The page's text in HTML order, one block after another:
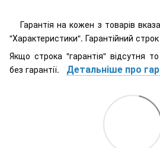
Гарантія на кожен з товарів
"Характеристики". Гарантійний
Якщо строка "гарантія" відсутня
без гарантії. Детальніше про